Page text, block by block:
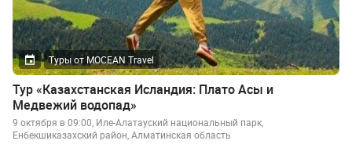
Туры от MOCEAN Travel
Тур «Казахстанская Исландия: Плато Асы и
Медвежий водопад»
9 октября в 09:00, Иле-Алатауский национальный парк,
Енбекшиказахский район, Алматинская область